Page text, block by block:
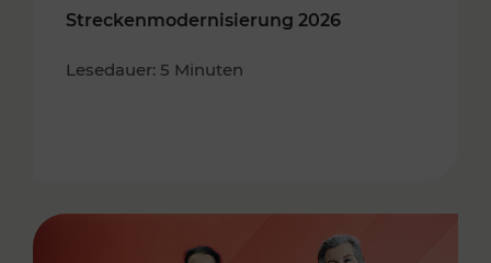
Streckenmodernisierung 2026
Lesedauer: 5 Minuten